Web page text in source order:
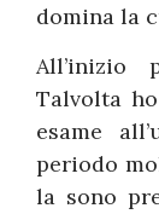
domina la
All’inizio
Talvolta
esame
periodo
la sono